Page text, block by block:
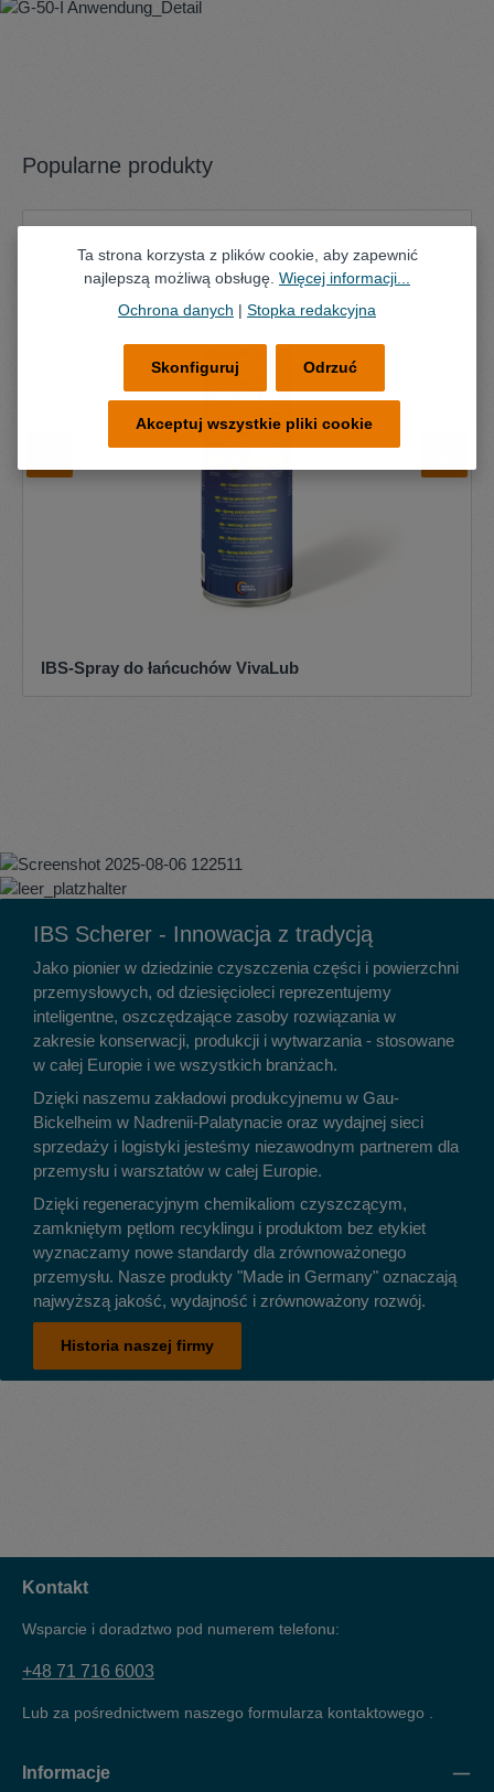
Popularne produkty
IBS-Spray do łańcuchów VivaLub
IBS Scherer - Innowacja z tradycją
Jako pionier w dziedzinie czyszczenia części i powierzchni
przemysłowych, od dziesięcioleci reprezentujemy
inteligentne, oszczędzające zasoby rozwiązania w
zakresie konserwacji, produkcji i wytwarzania - stosowane
w całej Europie i we wszystkich branżach.
Dzięki naszemu zakładowi produkcyjnemu w Gau-
Bickelheim w Nadrenii-Palatynacie oraz wydajnej sieci
sprzedaży i logistyki jesteśmy niezawodnym partnerem dla
przemysłu i warsztatów w całej Europie.
Dzięki regeneracyjnym chemikaliom czyszczącym,
zamkniętym pętlom recyklingu i produktom bez etykiet
wyznaczamy nowe standardy dla zrównoważonego
przemysłu. Nasze produkty "Made in Germany" oznaczają
najwyższą jakość, wydajność i zrównoważony rozwój.
Historia naszej firmy
Kontakt
Wsparcie i doradztwo pod numerem telefonu:
+48 71 716 6003
Lub za pośrednictwem naszego formularza kontaktowego
Informacje
Ta strona korzysta z plików cookie, aby zapewnić
najlepszą możliwą obsługę. Więcej informacji...
Ochrona danych | Stopka redakcyjna
Odrzuć
Skonfiguruj
Akceptuj wszystkie pliki cookie